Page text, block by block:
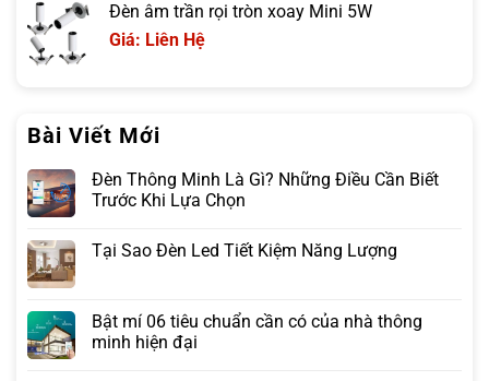
Đèn âm trần rọi tròn xoay Mini 5W
Giá: Liên Hệ
Bài Viết Mới
Đèn Thông Minh Là Gì? Những Điều Cần Biết
Trước Khi Lựa Chọn
Tại Sao Đèn Led Tiết Kiệm Năng Lượng
Bật mí 06 tiêu chuẩn cần có của nhà thông
minh hiện đại